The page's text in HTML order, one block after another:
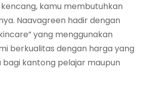
kamu membutuhkan
Naavagreen hadir dengan
yang menggunakan
berkualitas dengan harga yang
kantong pelajar maupun